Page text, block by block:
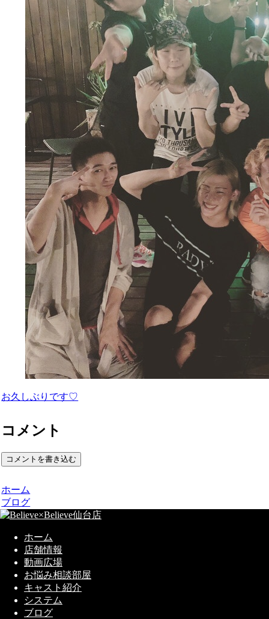
お久しぶりです♡
コメント
コメントを書き込む
ホーム
ブログ
ホーム
店舗情報
動画広場
お悩み相談部屋
キャスト紹介
システム
ブログ